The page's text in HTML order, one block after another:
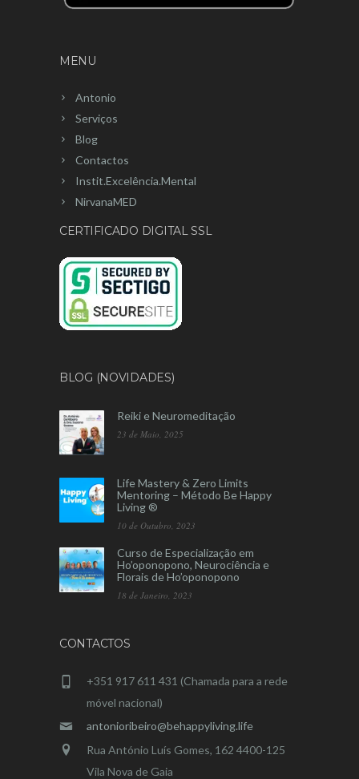
MENU
Antonio
Serviços
Blog
Contactos
Instit.Excelência.Mental
NirvanaMED
CERTIFICADO DIGITAL SSL
BLOG (NOVIDADES)
Reiki e Neuromeditação
23 de Maio, 2025
Life Mastery & Zero Limits
Mentoring – Método Be Happy
Living ®
10 de Outubro, 2023
Curso de Especialização em
Ho’oponopono, Neurociência e
Florais de Ho’oponopono
18 de Janeiro, 2023
CONTACTOS
+351 917 611 431 (Chamada para a rede
móvel nacional)
antonioribeiro@behappyliving.life
Rua António Luís Gomes, 162 4400-125
Vila Nova de Gaia